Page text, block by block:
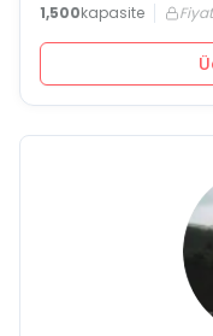
1,500kapasite